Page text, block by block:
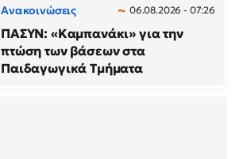
Ανακοινώσεις 06.08.2026 - 07:26
ΠΑΣΥΝ: «Καμπανάκι» για την
πτώση των βάσεων στα
Παιδαγωγικά Τμήματα